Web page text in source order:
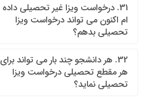
31. درخواست ویزا غیر تحصیلی داده
ام اکنون می تواند درخواست ویزا
تحصیلی بدهم؟
32. هر دانشجو چند بار می تواند برای
هر مقطع تحصیلی درخواست ویزا
تحصیلی نماید؟